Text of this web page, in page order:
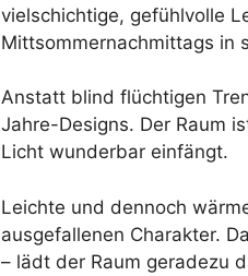
vielschichtige, gefühlvolle
Mittsommernachmittags in
Anstatt blind flüchtigen
Jahre-Designs. Der Raum
Licht wunderbar einfängt.
Leichte und dennoch
ausgefallenen Charakter.
– lädt der Raum geradezu